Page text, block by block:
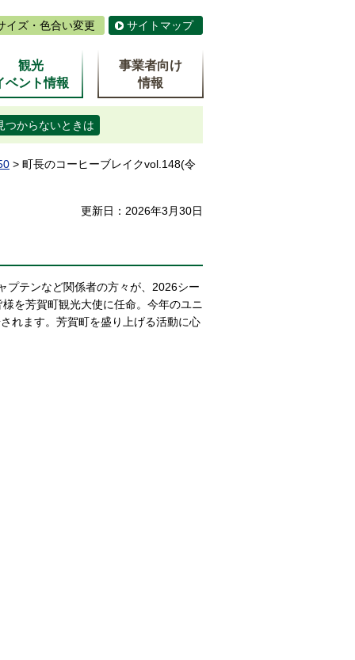
イズ・色合い変更 サイトマップ
観光
ベント情報
事業者向け
情報
つからないときは
> 町長のコーヒーブレイクvol.148(令
更新日：2026年3月30日
プテンなど関係者の方々が、2026シー
を芳賀町観光大使に任命。今年のユニ
れます。芳賀町を盛り上げる活動に心